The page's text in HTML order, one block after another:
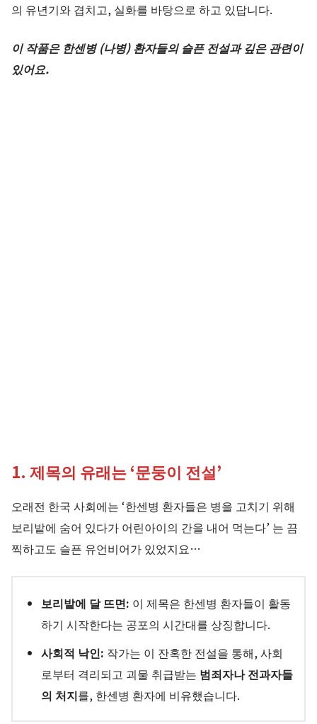
의 유년기와 겹치고, 실화를 바탕으로 하고 있답니다.
이 작품은 한센병 (나병) 환자들의 슬픈 전설과 깊은 관련이
있어요.
1. 제목의 유래는 ‘문둥이 전설’
오래전 한국 사회에는 ‘한센병 환자들은 병을 고치기 위해
보리밭에 숨어 있다가 어린아이의 간을 내어 먹는다’ 는 끔
찍하고도 슬픈 유언비어가 있었지요…
보리밭에 달 뜨면: 이 제목은 한센병 환자들이 활동
하기 시작한다는 공포의 시간대를 상징합니다.
사회적 낙인: 작가는 이 잔혹한 전설을 통해, 사회
로부터 격리되고 괴물 취급받는 범죄자나 전과자들
의 처지를, 한센병 환자에 비유했습니다.